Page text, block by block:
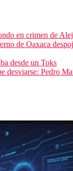
en crimen de
de Oaxaca
desde un Toks
desviarse: Pedro